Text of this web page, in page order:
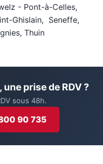
- Pont-à-Celles,
Ghislain, Seneffe,
Thuin
prise de RDV ?
sous 48h.
90 735